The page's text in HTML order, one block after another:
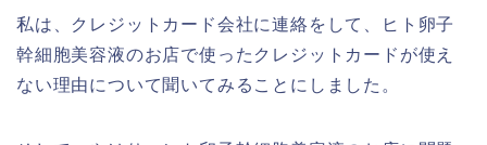
私は、クレジットカード会社に連絡をして、ヒト卵子
幹細胞美容液のお店で使ったクレジットカードが使え
ない理由について聞いてみることにしました。